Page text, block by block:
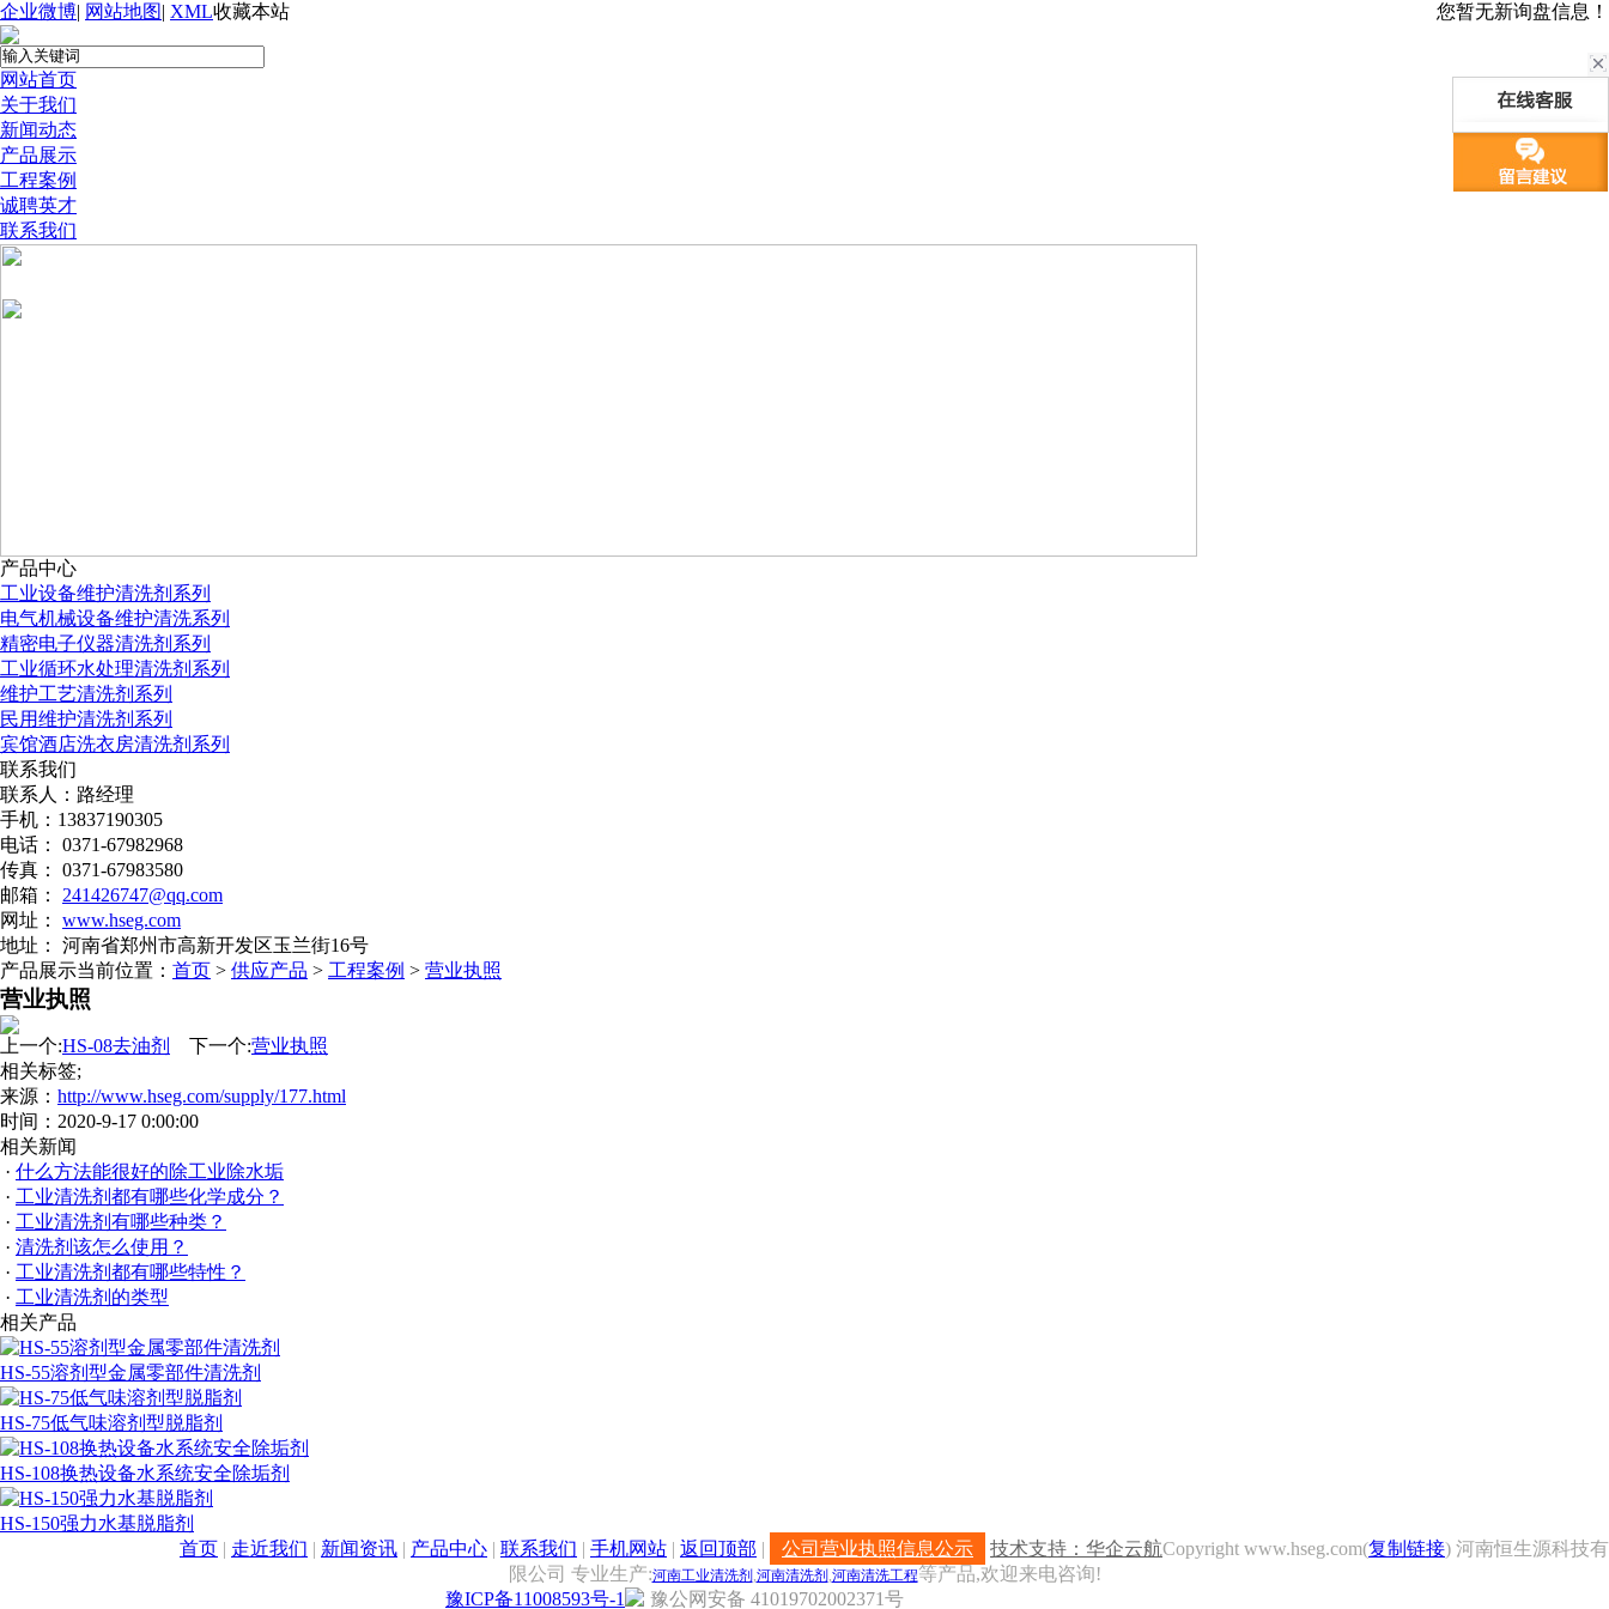
企业微博| 网站地图| XML收藏本站 您暂无新询盘信息！
网站首页
关于我们
新闻动态
产品展示
工程案例
诚聘英才
联系我们
产品中心
工业设备维护清洗剂系列
电气机械设备维护清洗系列
精密电子仪器清洗剂系列
工业循环水处理清洗剂系列
维护工艺清洗剂系列
民用维护清洗剂系列
宾馆酒店洗衣房清洗剂系列
联系我们
联系人：路经理
手机：13837190305
电话： 0371-67982968
传真： 0371-67983580
邮箱： 241426747@qq.com
网址： www.hseg.com
地址： 河南省郑州市高新开发区玉兰街16号
产品展示当前位置： 首页 > 供应产品 > 工程案例 > 营业执照
营业执照
上一个:HS-08去油剂 下一个:营业执照
相关标签;
来源： http://www.hseg.com/supply/177.html
时间：2020-9-17 0:00:00
相关新闻
· 什么方法能很好的除工业除水垢
· 工业清洗剂都有哪些化学成分？
· 工业清洗剂有哪些种类？
· 清洗剂该怎么使用？
· 工业清洗剂都有哪些特性？
· 工业清洗剂的类型
相关产品
HS-55溶剂型金属零部件清洗剂
HS-75低气味溶剂型脱脂剂
HS-108换热设备水系统安全除垢剂
HS-150强力水基脱脂剂
首页 | 走近我们 | 新闻资讯 | 产品中心 | 联系我们 | 手机网站 | 返回顶部 | 公司营业执照信息公示 技术支持：华企云航Copyright www.hseg.com(复制链接) 河南恒生源科技有
限公司 专业生产:河南工业清洗剂 河南清洗剂 河南清洗工程等产品,欢迎来电咨询!
豫ICP备11008593号-1
豫公网安备 41019702002371号